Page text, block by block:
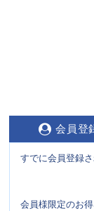
会員登
すでに会員登録
会員様限定のお